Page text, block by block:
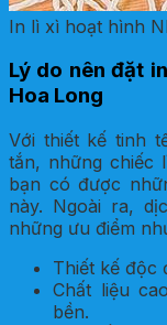
In lì xì hoạt hình
Lý do nên đặt
Hoa Long
Với thiết kế tinh
tắn, những chiếc
bạn có được
này. Ngoài ra,
những ưu điểm
Thiết kế độc
Chất liệu
bền.